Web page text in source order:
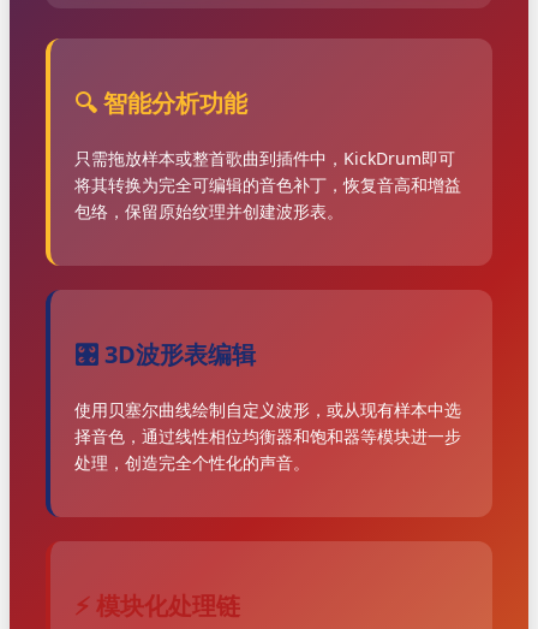
🔍 智能分析功能
只需拖放样本或整首歌曲到插件中，KickDrum即可
将其转换为完全可编辑的音色补丁，恢复音高和增益
包络，保留原始纹理并创建波形表。
🎛️ 3D波形表编辑
使用贝塞尔曲线绘制自定义波形，或从现有样本中选
择音色，通过线性相位均衡器和饱和器等模块进一步
处理，创造完全个性化的声音。
⚡ 模块化处理链